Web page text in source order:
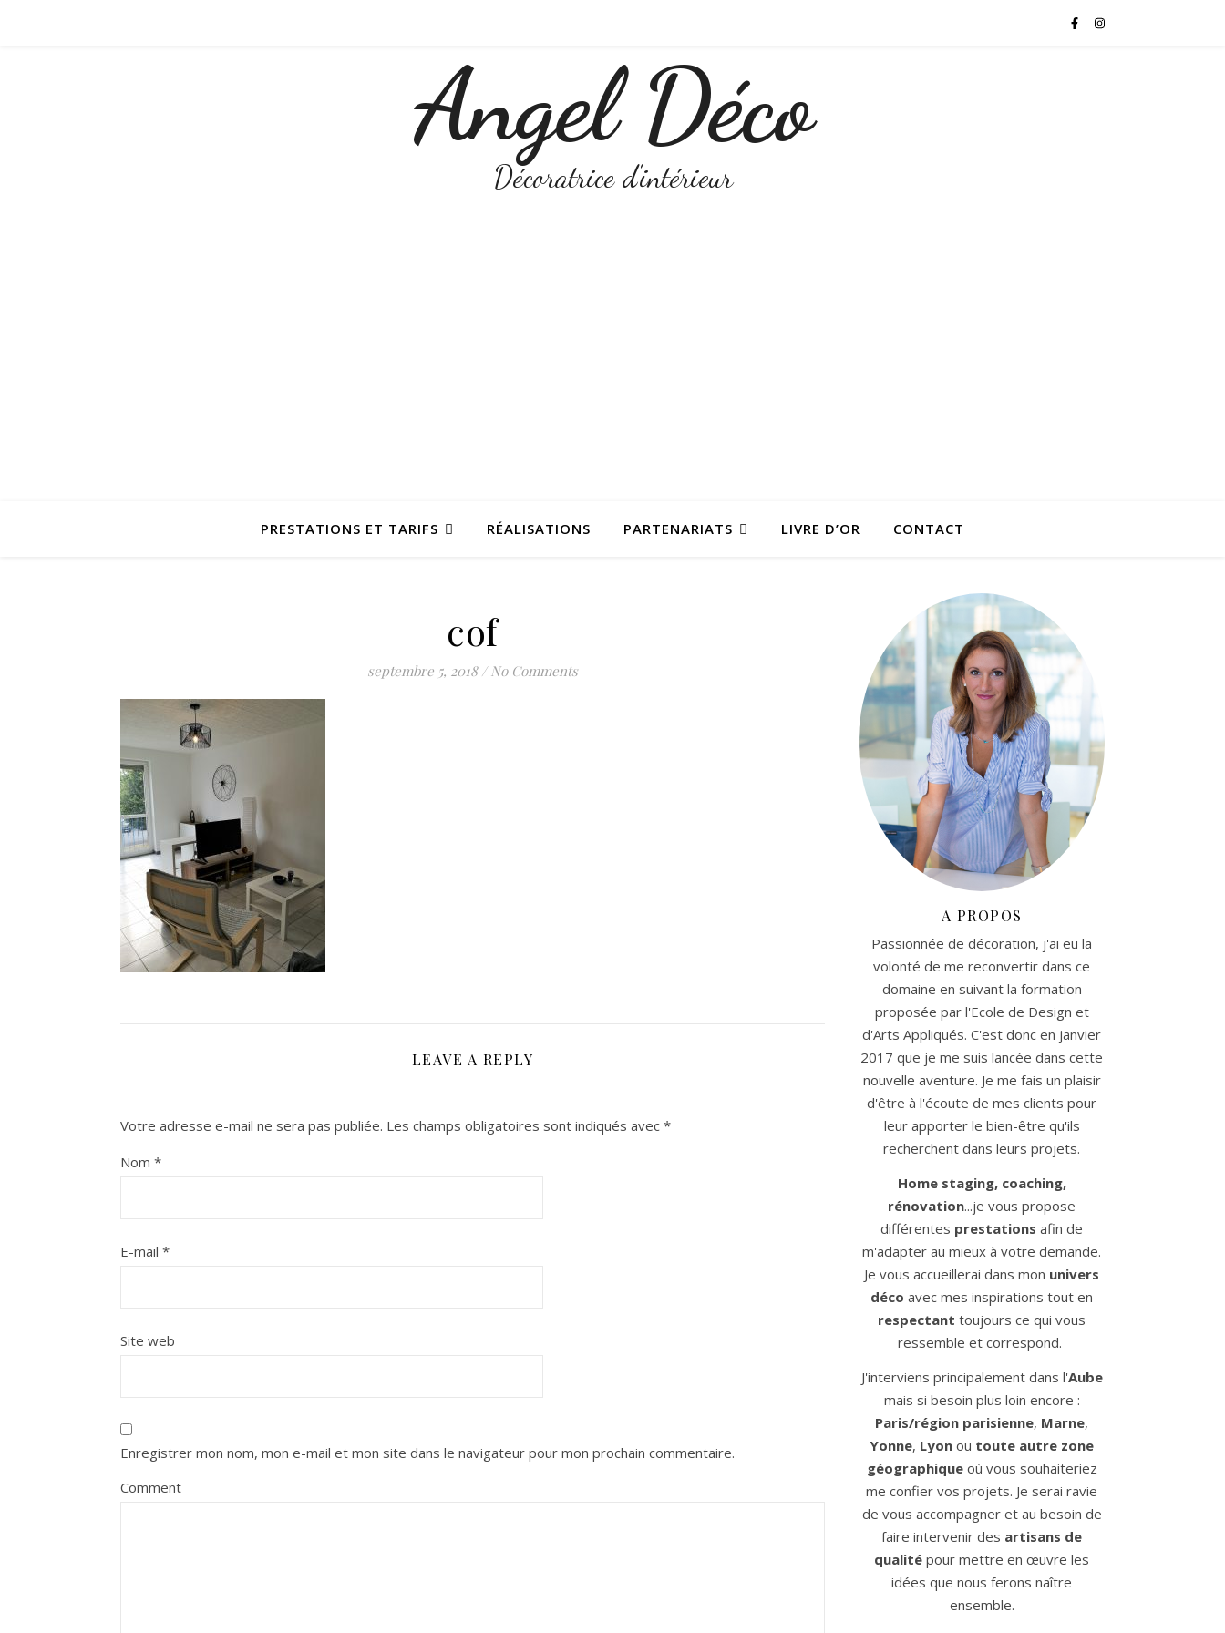
Angel Déco
Décoratrice d'intérieur
PRESTATIONS ET TARIFS RÉALISATIONS PARTENARIATS LIVRE D’OR CONTACT
cof
septembre 5, 2018 / No Comments
LEAVE A REPLY
Votre adresse e-mail ne sera pas publiée. Les champs obligatoires sont indiqués avec *
Nom *
E-mail *
Site web
Enregistrer mon nom, mon e-mail et mon site dans le navigateur pour mon prochain commentaire.
Comment
A PROPOS
Passionnée de décoration, j'ai eu la
volonté de me reconvertir dans ce
domaine en suivant la formation
proposée par l'Ecole de Design et
d'Arts Appliqués. C'est donc en janvier
2017 que je me suis lancée dans cette
nouvelle aventure. Je me fais un plaisir
d'être à l'écoute de mes clients pour
leur apporter le bien-être qu'ils
recherchent dans leurs projets.
Home staging, coaching,
rénovation...je vous propose
différentes prestations afin de
m'adapter au mieux à votre demande.
Je vous accueillerai dans mon univers
déco avec mes inspirations tout en
respectant toujours ce qui vous
ressemble et correspond.
J'interviens principalement dans l'Aube
mais si besoin plus loin encore :
Paris/région parisienne, Marne,
Yonne, Lyon ou toute autre zone
géographiqueoù vous souhaiteriez
me confier vos projets. Je serai ravie
de vous accompagner et au besoin de
faire intervenir des artisans de
qualité pour mettre en œuvre les
idées que nous ferons naître
ensemble.